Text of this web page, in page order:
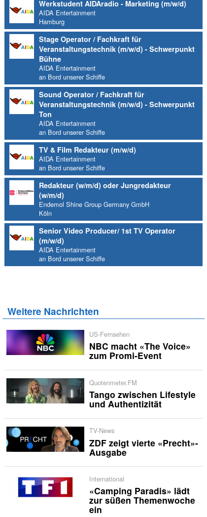
Werkstudent AIDAradio - Marketing (m/w/d)
AIDA Entertainment
Hamburg
Stage Operator / Fachkraft für
Veranstaltungstechnik (m/w/d) - Schwerpunkt
Bühne
AIDA Entertainment
an Bord unserer Schiffe
Sound Operator / Fachkraft für
Veranstaltungstechnik (m/w/d) - Schwerpunkt
Ton
AIDA Entertainment
an Bord unserer Schiffe
TV & Film Redakteur (m/w/d)
AIDA Entertainment
an Bord unserer Schiffe
Redakteur (w/m/d) oder Jungredakteur
(w/m/d)
Endemol Shine Group Germany GmbH
Köln
Senior Video Producer/ 1st TV Operator
(m/w/d)
AIDA Entertainment
an Bord unserer Schiffe
Weitere Nachrichten
US-Fernsehen
NBC macht «The Voice»
zum Promi-Event
Quotenmeter.FM
Tango zwischen Lifestyle
und Authentizität
TV-News
ZDF zeigt vierte «Precht»-
Ausgabe
International
«Camping Paradis» lädt
zur süßen Themenwoche
ein